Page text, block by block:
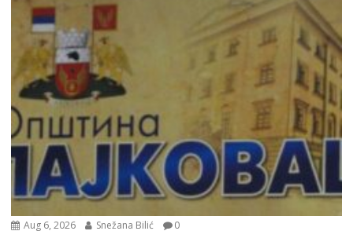
Aug 6, 2026 Snežana Bilić 0